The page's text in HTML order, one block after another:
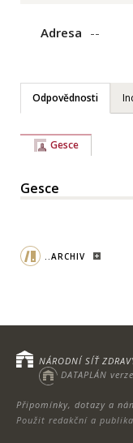
Adresa --
Odpovědnosti
Gesce
Gesce
..ARCHIV
Připomínky, dotazy a
Použit redakční a
NÁRODNÍ SÍŤ
DATAPLÁN